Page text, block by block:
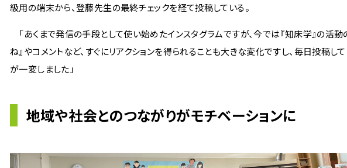
級用の端末から、登藤先生の最終チェックを経て投稿している。
「あくまで発信の手段として使い始めたインスタグラムですが、今では『知床学』の活
ね』やコメントなど、すぐにリアクションを得られることも大きな変化ですし、毎日投稿
が一変しました」
地域や社会とのつながりがモチベーションに